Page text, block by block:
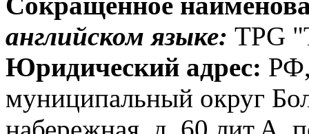
английском языке: TPG
Юридический адрес:
муниципальный округ